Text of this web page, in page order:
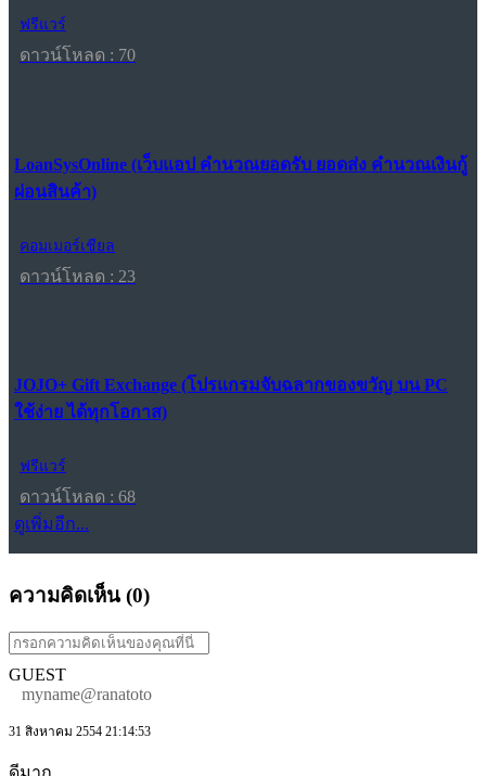
ฟรีแวร์
ดาวน์โหลด : 70
LoanSysOnline (เว็บแอป คำนวณยอดรับ ยอดส่ง คำนวณเงินกู้
ผ่อนสินค้า)
คอมเมอร์เชียล
ดาวน์โหลด : 23
JOJO+ Gift Exchange (โปรแกรมจับฉลากของขวัญ บน PC
ใช้ง่าย ได้ทุกโอกาส)
ฟรีแวร์
ดาวน์โหลด : 68
ดูเพิ่มอีก...
ความคิดเห็น (0)
GUEST
myname@ranatoto
31 สิงหาคม 2554 21:14:53
ดีมาก